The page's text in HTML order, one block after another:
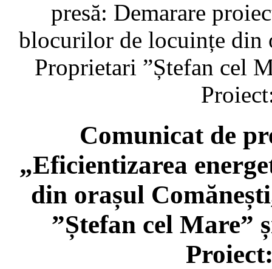
presă: Demarare
blocurilor de locuințe din
Proprietari ”Ștefan cel
Comunicat de
„Eficientizarea
din orașul
”Ștefan cel Mare”